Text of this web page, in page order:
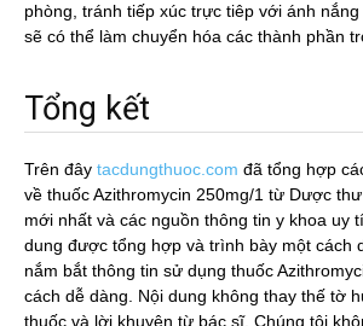
phòng, tránh tiếp xúc trực tiêp với ánh
sẽ có thể làm chuyển hóa các thành phần
Tổng kết
Trên đây tacdungthuoc.com đã tổng hợp
về thuốc Azithromycin 250mg/1 từ Dược
mới nhất và các nguồn thông tin y khoa uy
dung được tổng hợp và trình bày một cách
nắm bắt thông tin sử dụng thuốc
cách dễ dàng. Nội dung không thay thế tờ
thuốc và lời khuyên từ bác sĩ. Chúng tôi